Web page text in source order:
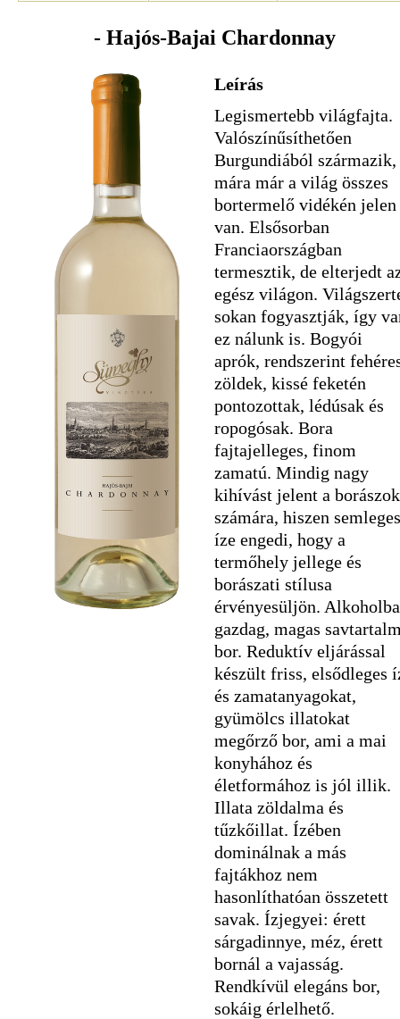
- Hajós-Bajai Chardonnay
Leírás
Legismertebb világfajta.
Valószínűsíthetően
Burgundiából származik,
mára már a világ összes
bortermelő vidékén jelen
van. Elsősorban
Franciaországban
termesztik, de elterjedt
egész világon.
sokan fogyasztják, így
ez nálunk is. Bogyói
aprók, rendszerint
zöldek, kissé feketén
pontozottak, lédúsak és
ropogósak. Bora
fajtajelleges, finom
zamatú. Mindig nagy
kihívást jelent a borászok
számára, hiszen semleges
íze engedi, hogy a
termőhely jellege és
borászati stílusa
érvényesüljön.
gazdag, magas
bor. Reduktív eljárással
készült friss, elsődleges
és zamatanyagokat,
gyümölcs illatokat
megőrző bor, ami a mai
konyhához és
életformához is jól illik.
Illata zöldalma és
tűzkőillat. Ízében
dominálnak a más
fajtákhoz nem
hasonlíthatóan összetett
savak. Ízjegyei: érett
sárgadinnye, méz, érett
bornál a vajasság.
Rendkívül elegáns bor,
sokáig érlelhető.